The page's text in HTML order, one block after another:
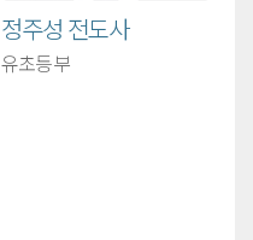
정주성 전도사
유초등부